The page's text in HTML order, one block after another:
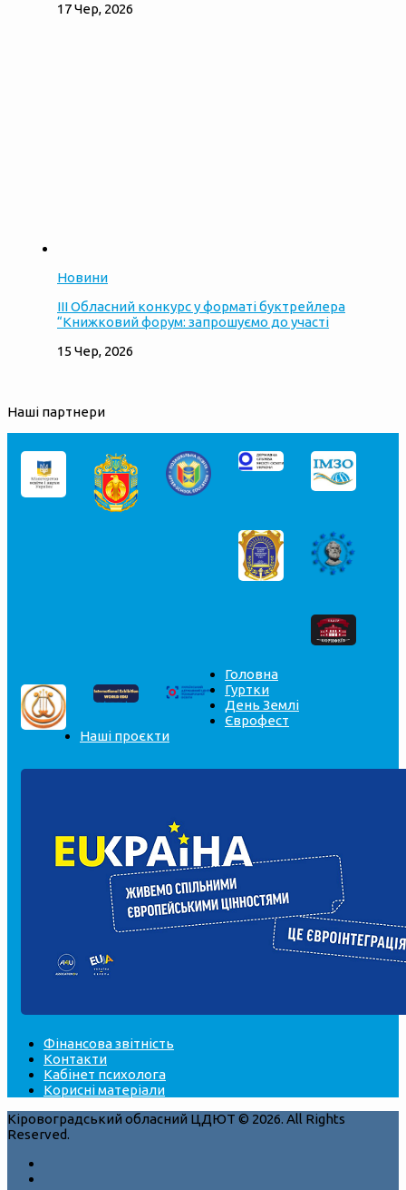
17 Чер, 2026
Новини
ІІІ Обласний конкурс у форматі буктрейлера
“Книжковий форум: запрошуємо до участі
15 Чер, 2026
Наші партнери
Головна
Гуртки
День Землі
Єврофест
Наші проєкти
Фінансова звітність
Контакти
Кабінет психолога
Корисні матеріали
Кіровоградський обласний ЦДЮТ © 2026. All Rights
Reserved.